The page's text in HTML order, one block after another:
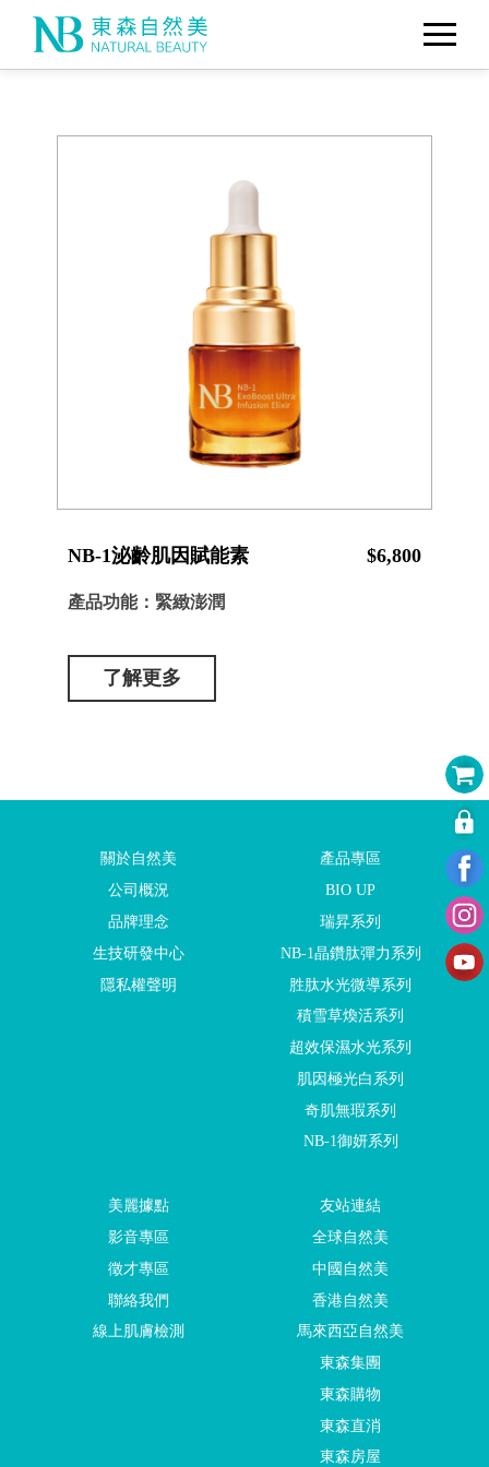
NB-1泌齡肌因賦能素 $6,800
產品功能：緊緻澎潤
了解更多
關於自然美
公司概況
品牌理念
生技研發中心
隱私權聲明
產品專區
BIO UP
瑞昇系列
NB-1晶鑽肽彈力系列
胜肽水光微導系列
積雪草煥活系列
超效保濕水光系列
肌因極光白系列
奇肌無瑕系列
NB-1御妍系列
美麗據點
影音專區
徵才專區
聯絡我們
線上肌膚檢測
友站連結
全球自然美
中國自然美
香港自然美
馬來西亞自然美
東森集團
東森購物
東森直消
東森房屋